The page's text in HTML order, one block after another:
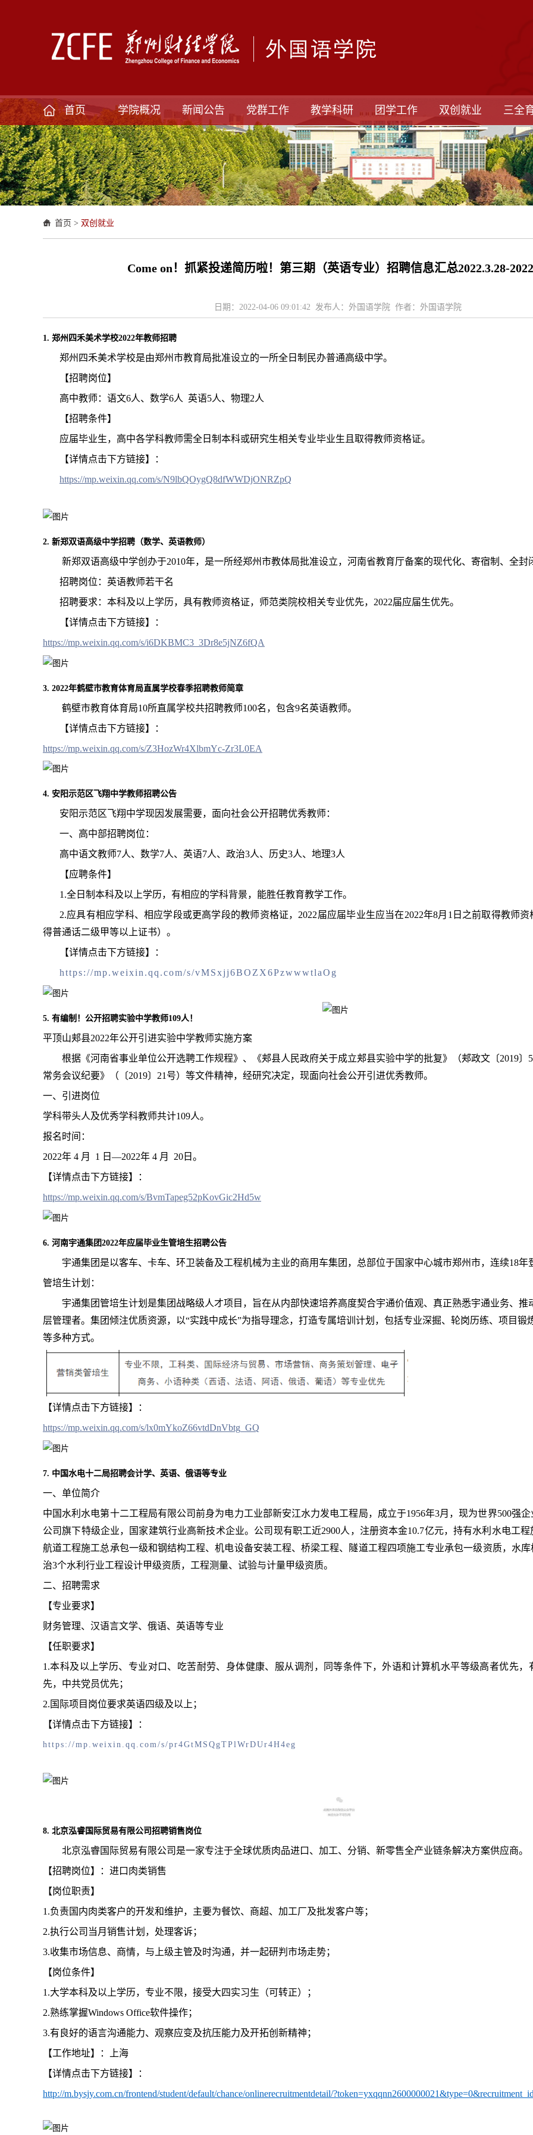
首页 学院概况 新闻公告 党群工作 教学科研 团学工作 双创就业 三全
首页 > 双创就业
Come on！抓紧投递简历啦！第三期（英语专业）招聘信息汇总2022.3.28-
日期：2022-04-06 09:01:42 发布人：外国语学院 作者：外国语学院
1. 郑州四禾美术学校2022年教师招聘
郑州四禾美术学校是由郑州市教育局批准设立的一所全日制民办普通高级中学。
【招聘岗位】
高中教师：语文6人、数学6人 英语5人、物理2人
【招聘条件】
应届毕业生，高中各学科教师需全日制本科或研究生相关专业毕业生且取得教师资格证。
【详情点击下方链接】：
https://mp.weixin.qq.com/s/N9lbQOygQ8dfWWDjONRZpQ
2. 新郑双语高级中学招聘（数学、英语教师）
新郑双语高级中学创办于2010年，是一所经郑州市教体局批准设立，河南省教育厅备案的现代化、寄宿制、全封
招聘岗位：英语教师若干名
招聘要求：本科及以上学历，具有教师资格证，师范类院校相关专业优先，2022届应届生优先。
【详情点击下方链接】：
https://mp.weixin.qq.com/s/i6DKBMC3_3Dr8e5jNZ6fQA
3. 2022年鹤壁市教育体育局直属学校春季招聘教师简章
鹤壁市教育体育局10所直属学校共招聘教师100名，包含9名英语教师。
【详情点击下方链接】：
https://mp.weixin.qq.com/s/Z3HozWr4XlbmYc-Zr3L0EA
4. 安阳示范区飞翔中学教师招聘公告
安阳示范区飞翔中学现因发展需要，面向社会公开招聘优秀教师：
一、高中部招聘岗位：
高中语文教师7人、数学7人、英语7人、政治3人、历史3人、地理3人
【应聘条件】
1.全日制本科及以上学历，有相应的学科背景，能胜任教育教学工作。
2.应具有相应学科、相应学段或更高学段的教师资格证，2022届应届毕业生应当在2022年8月1日之前取得教师
得普通话二级甲等以上证书）。
【详情点击下方链接】：
https://mp.weixin.qq.com/s/vMSxjj6BOZX6PzwwwtlaOg
5. 有编制！公开招聘实验中学教师109人！
平顶山郏县2022年公开引进实验中学教师实施方案
根据《河南省事业单位公开选聘工作规程》、《郏县人民政府关于成立郏县实验中学的批复》（郏政文〔2019〕
常务会议纪要》（〔2019〕21号）等文件精神，经研究决定，现面向社会公开引进优秀教师。
一、引进岗位
学科带头人及优秀学科教师共计109人。
报名时间：
2022年 4 月 1 日—2022年 4 月 20日。
【详情点击下方链接】：
https://mp.weixin.qq.com/s/BvmTapeg52pKovGic2Hd5w
6. 河南宇通集团2022年应届毕业生管培生招聘公告
宇通集团是以客车、卡车、环卫装备及工程机械为主业的商用车集团，总部位于国家中心城市郑州市，连续18年
管培生计划：
宇通集团管培生计划是集团战略级人才项目，旨在从内部快速培养高度契合宇通价值观、真正熟悉宇通业务、推
层管理者。集团倾注优质资源，以“实践中成长”为指导理念，打造专属培训计划，包括专业深掘、轮岗历练、项目锻
等多种方式。
【详情点击下方链接】：
https://mp.weixin.qq.com/s/lx0mYkoZ66vtdDnVbtg_GQ
7. 中国水电十二局招聘会计学、英语、俄语等专业
一、单位简介
中国水利水电第十二工程局有限公司前身为电力工业部新安江水力发电工程局，成立于1956年3月，现为世界500强
公司旗下特级企业，国家建筑行业高新技术企业。公司现有职工近2900人，注册资本金10.7亿元，持有水利水电工
航道工程施工总承包一级和钢结构工程、机电设备安装工程、桥梁工程、隧道工程四项施工专业承包一级资质，水
治3个水利行业工程设计甲级资质，工程测量、试验与计量甲级资质。
二、招聘需求
【专业要求】
财务管理、汉语言文学、俄语、英语等专业
【任职要求】
1.本科及以上学历、专业对口、吃苦耐劳、身体健康、服从调剂，同等条件下，外语和计算机水平等级高者优先，
先，中共党员优先；
2.国际项目岗位要求英语四级及以上；
【详情点击下方链接】：
https://mp.weixin.qq.com/s/pr4GtMSQgTPlWrDUr4H4eg
8. 北京泓睿国际贸易有限公司招聘销售岗位
北京泓睿国际贸易有限公司是一家专注于全球优质肉品进口、加工、分销、新零售全产业链条解决方案供应商。
【招聘岗位】：进口肉类销售
【岗位职责】
1.负责国内肉类客户的开发和维护，主要为餐饮、商超、加工厂及批发客户等；
2.执行公司当月销售计划，处理客诉；
3.收集市场信息、商情，与上级主管及时沟通，并一起研判市场走势；
【岗位条件】
1.大学本科及以上学历，专业不限，接受大四实习生（可转正）；
2.熟练掌握Windows Office软件操作；
3.有良好的语言沟通能力、观察应变及抗压能力及开拓创新精神；
【工作地址】：上海
【详情点击下方链接】：
http://m.bysjy.com.cn/frontend/student/default/chance/onlinerecruitmentdetail/